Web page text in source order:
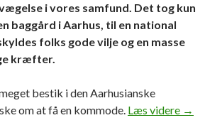
i vores samfund. Det tog kun
baggård i Aarhus, til en national
folks gode vilje og en masse
kræfter.
bestik i den Aarhusianske
om at få en kommode. Læs videre →